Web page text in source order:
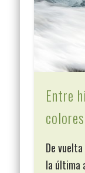
Entre
colores
De
la última